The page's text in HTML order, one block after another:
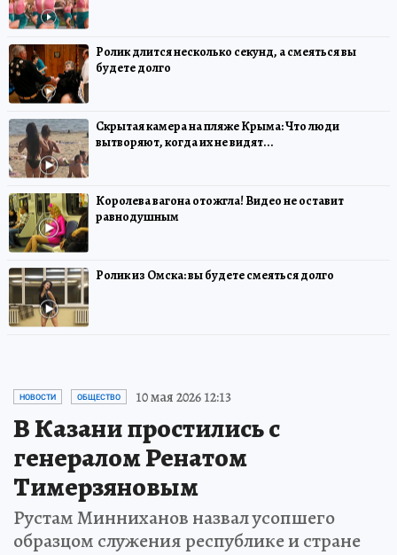
Ролик длится несколько секунд, а смеяться вы
будете долго
Скрытая камера на пляже Крыма: Что люди
вытворяют, когда их не видят...
Королева вагона отожгла! Видео не оставит
равнодушным
Ролик из Омска: вы будете смеяться долго
НОВОСТИ ОБЩЕСТВО 10 мая 2026 12:13
В Казани простились с
генералом Ренатом
Тимерзяновым
Рустам Минниханов назвал усопшего
образцом служения республике и стране